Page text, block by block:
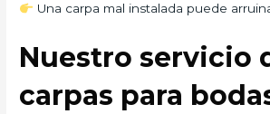
Una carpa mal instalada puede
Nuestro servicio
carpas para